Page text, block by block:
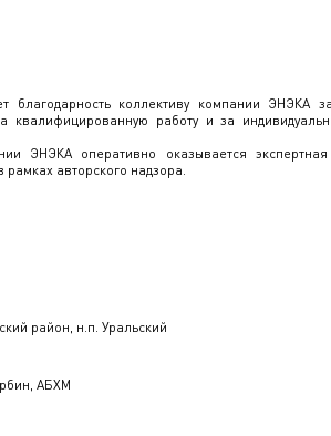
район, н.п. Уральский
АБХМ
коллективу компании ЭНЭКА
квалифицированную работу и за
ЭНЭКА оперативно оказывается
рамках авторского надзора.